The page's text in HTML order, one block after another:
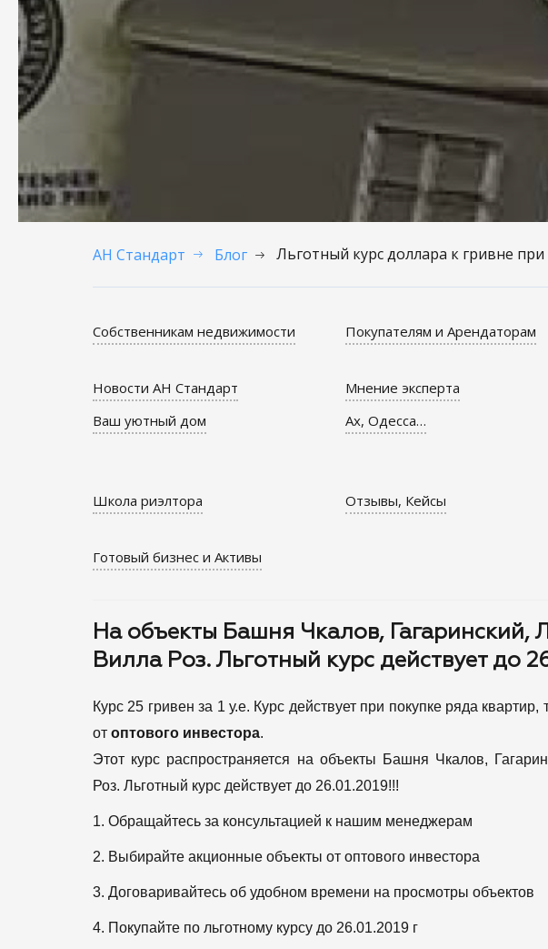
АН Стандарт Блог Льготный курс доллара к гривне
Собственникам недвижимости Покупателям и Арендаторам
Новости АН Стандарт
Мнение эксперта
Ваш уютный дом
Ах, Одесса…
Школа риэлтора
Отзывы, Кейсы
Готовый бизнес и Активы
На объекты Башня Чкалов, Гагаринский,
Вилла Роз. Льготный курс действует до
Курс 25 гривен за 1 у.е. Курс действует при покупке ряда
от оптового инвестора.
Этот курс распространяется на объекты Башня Чкалов,
Роз. Льготный курс действует до 26.01.2019!!!
1. Обращайтесь за консультацией к нашим менеджерам
2. Выбирайте акционные объекты от оптового инвестора
3. Договаривайтесь об удобном времени на просмотры объектов
4. Покупайте по льготному курсу до 26.01.2019 г